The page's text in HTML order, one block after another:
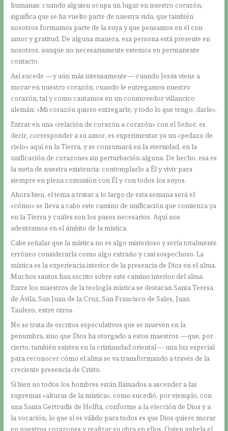
humanas: cuando alguien ocupa un lugar en nuestro corazón,
significa que se ha vuelto parte de nuestra vida, que también
nosotros formamos parte de la suya y que pensamos en él con
amor y gratitud. De alguna manera, esa persona está presente en
nosotros, aunque no necesariamente estemos en permanente
contacto.
Así sucede —y aún más intensamente— cuando Jesús viene a
morar en nuestro corazón; cuando le entregamos nuestro
corazón, tal y como cantamos en un conmovedor villancico
alemán: «Mi corazón quiero entregarle; y todo lo que tengo, darle».
Entrar en una «relación de corazón a corazón» con el Señor, es
decir, corresponder a su amor, es experimentar ya un «pedazo de
cielo» aquí en la Tierra, y se consumará en la eternidad, en la
unificación de corazones sin perturbación alguna. De hecho, esa es
la meta de nuestra existencia: contemplarlo a Él y vivir para
siempre en plena comunión con Él y con todos los suyos.
Ahora bien, el tema a tratar a lo largo de esta semana será el
«cómo» se lleva a cabo este camino de unificación que comienza ya
en la Tierra y cuáles son los pasos necesarios. Aquí nos
adentramos en el ámbito de la mística.
Cabe señalar que la mística no es algo misterioso y sería totalmente
erróneo considerarla como algo extraño y casi sospechoso. La
mística es la experiencia interior de la presencia de Dios en el alma.
Muchos santos han escrito sobre este camino interior del alma.
Entre los maestros de la teología mística se destacan Santa Teresa
de Ávila, San Juan de la Cruz, San Francisco de Sales, Juan
Taulero, entre otros.
No se trata de escritos especulativos que se mueven en la
penumbra, sino que Dios ha otorgado a estos maestros —que, por
cierto, también existen en la cristiandad oriental— una luz especial
para reconocer cómo el alma se va transformando a través de la
creciente presencia de Cristo.
Si bien no todos los hombres están llamados a ascender a las
supremas «alturas de la mística», como sucedió, por ejemplo, con
una Santa Gertrudis de Helfta, conforme a la elección de Dios y a
la vocación, lo que sí es válido para todos es que Dios quiere morar
en nuestros corazones y realizar su obra en ellos. Quien anhela el